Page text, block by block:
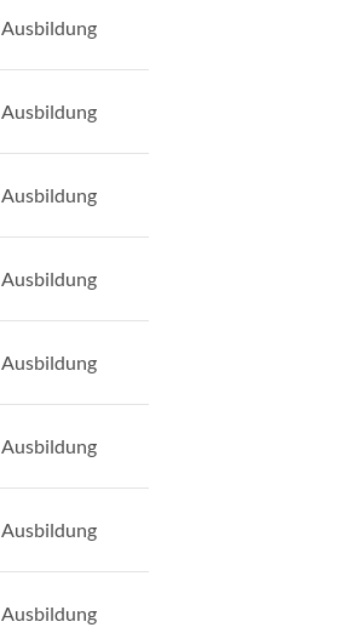
Ausbildung
Ausbildung
Ausbildung
Ausbildung
Ausbildung
Ausbildung
Ausbildung
Ausbildung